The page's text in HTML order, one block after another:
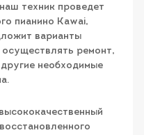
техник проведет
пианино Kawai,
варианты
ремонт,
необходимые